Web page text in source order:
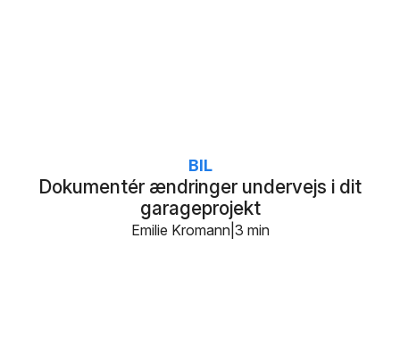
Dokumentér ændringer undervejs i dit
garageprojekt
BIL
3 min
Emilie Kromann